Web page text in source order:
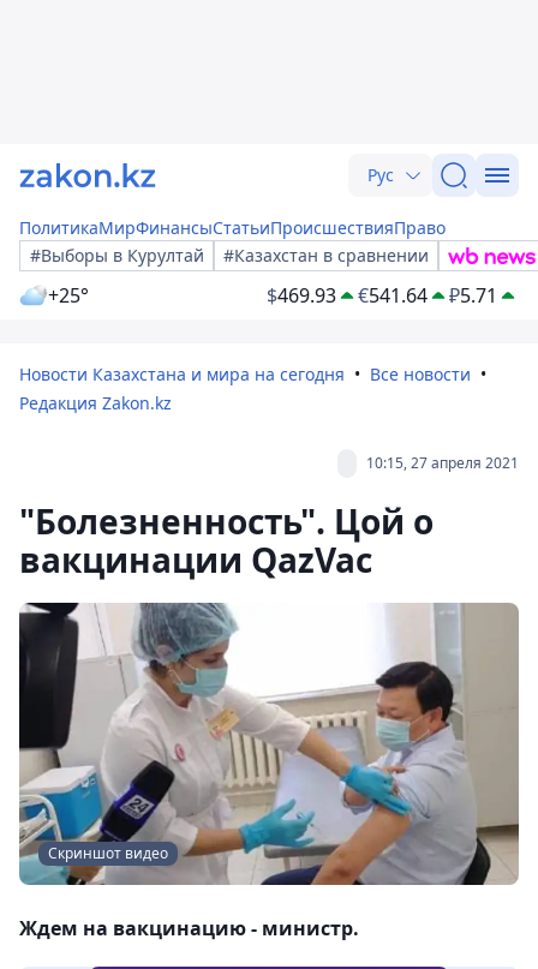
Рус
ПолитикаМирФинансыСтатьиПроисшествияПраво
#Выборы в Курултай
#Казахстан в сравнении
+25° $469.93 €541.64 ₽5.71
Новости Казахстана и мира на сегодня
Все новости
Редакция Zakon.kz
10:15, 27 апреля 2021
"Болезненность". Цой о
вакцинации QazVac
Скриншот видео
Ждем на вакцинацию - министр.